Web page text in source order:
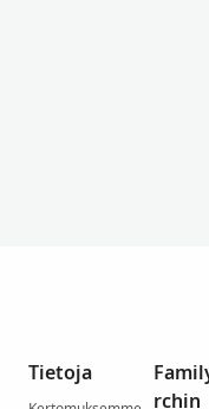
Tietoja
rchin